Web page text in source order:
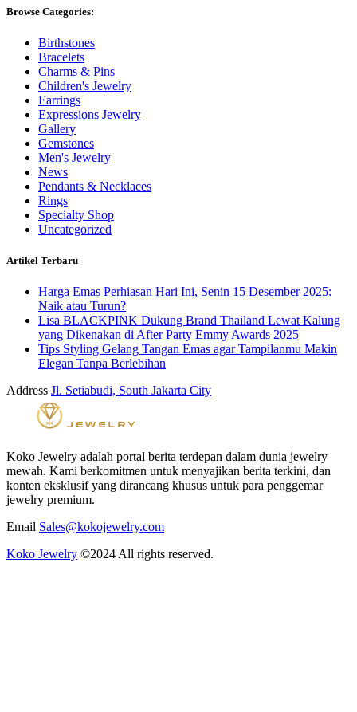
Browse Categories:
Birthstones
Bracelets
Charms & Pins
Children's Jewelry
Earrings
Expressions Jewelry
Gallery
Gemstones
Men's Jewelry
News
Pendants & Necklaces
Rings
Specialty Shop
Uncategorized
Artikel Terbaru
Harga Emas Perhiasan Hari Ini, Senin 15 Desember 2025:
Naik atau Turun?
Lisa BLACKPINK Dukung Brand Thailand Lewat Kalung
yang Dikenakan di After Party Emmy Awards 2025
Tips Styling Gelang Tangan Emas agar Tampilanmu Makin
Elegan Tanpa Berlebihan
Address Jl. Setiabudi, South Jakarta City
Koko Jewelry adalah portal berita terdepan dalam dunia jewelry
mewah. Kami berkomitmen untuk menyajikan berita terkini, dan
konten eksklusif yang dirancang khusus untuk para penggemar
jewelry premium.
Email Sales@kokojewelry.com
Koko Jewelry ©2024 All rights reserved.